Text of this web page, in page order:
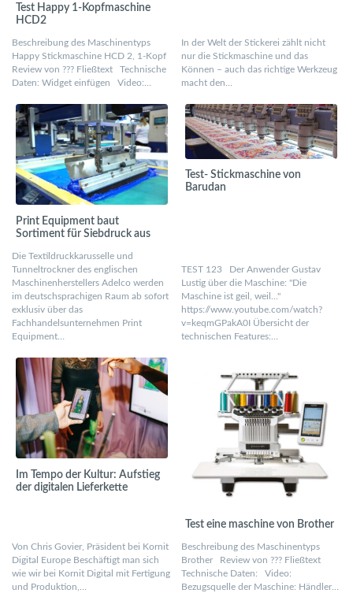
Test Happy 1-Kopfmaschine
HCD2
Beschreibung des Maschinentyps
Happy Stickmaschine HCD 2, 1-Kopf
Review von ??? Fließtext Technische
Daten: Widget einfügen Video:…
In der Welt der Stickerei zählt nicht
nur die Stickmaschine und das
Können – auch das richtige Werkzeug
macht den…
Print Equipment baut
Sortiment für Siebdruck aus
Die Textildruckkarusselle und
Tunneltrockner des englischen
Maschinenherstellers Adelco werden
im deutschsprachigen Raum ab sofort
exklusiv über das
Fachhandelsunternehmen Print
Equipment…
Test- Stickmaschine von
Barudan
TEST 123 Der Anwender Gustav
Lustig über die Maschine: "Die
Maschine ist geil, weil..."
https://www.youtube.com/watch?
v=keqmGPakA0I Übersicht der
technischen Features:…
Im Tempo der Kultur: Aufstieg
der digitalen Lieferkette
Von Chris Govier, Präsident bei Kornit
Digital Europe Beschäftigt man sich
wie wir bei Kornit Digital mit Fertigung
und Produktion,…
Test eine maschine von Brother
Beschreibung des Maschinentyps
Brother Review von ??? Fließtext
Technische Daten: Video:
Bezugsquelle der Maschine: Händler…